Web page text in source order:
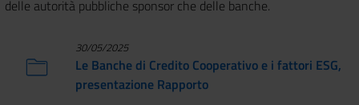
delle autorità pubbliche sponsor che delle banche.
30/05/2025
Le Banche di Credito Cooperativo e i fattori ESG,
presentazione Rapporto